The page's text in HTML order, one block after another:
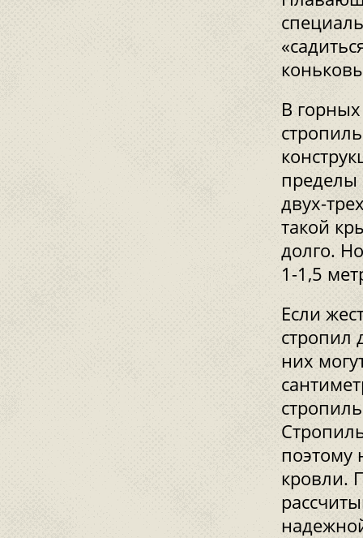
В
пределы
двух-
такой
долго.
1-1,5
Если
стропил
них
поэтому
кровли.